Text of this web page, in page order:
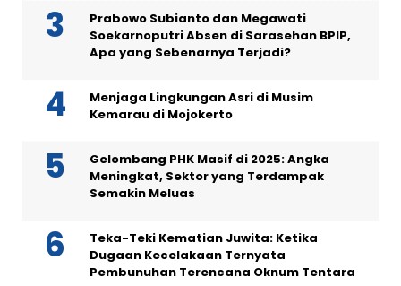
Prabowo Subianto dan Megawati
Soekarnoputri Absen di Sarasehan BPIP,
Apa yang Sebenarnya Terjadi?
Menjaga Lingkungan Asri di Musim
Kemarau di Mojokerto
Gelombang PHK Masif di 2025: Angka
Meningkat, Sektor yang Terdampak
Semakin Meluas
Teka-Teki Kematian Juwita: Ketika
Dugaan Kecelakaan Ternyata
Pembunuhan Terencana Oknum Tentara